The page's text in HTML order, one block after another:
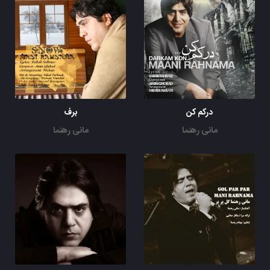
درکم کن
مانی رهنما
برف
مانی رهنما